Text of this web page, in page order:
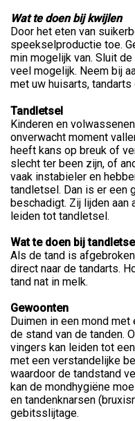
Wat te doen bij kwijlen
Door het eten van
speekselproductie toe.
min mogelijk van. Sluit
veel mogelijk. Neem bij
met uw huisarts,
Tandletsel
Kinderen en
onverwacht moment
heeft kans op breuk of
slecht ter been zijn, of
vaak instabieler en
tandletsel. Dan is er een
beschadigt. Zij lijden aan
leiden tot tandletsel.
Wat te doen bij tandletsel
Als de tand is
direct naar de tandarts.
tand nat in melk.
Gewoonten
Duimen in een mond
de stand van de tanden.
vingers kan leiden tot
met een verstandelijke
waardoor de tandstand
kan de mondhygiëne
en tandenknarsen
gebitsslijtage.